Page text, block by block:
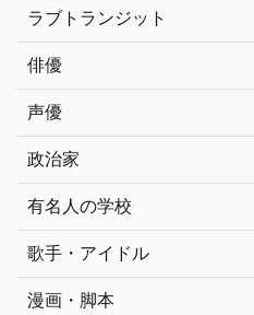
ラブトランジット
俳優
声優
政治家
有名人の学校
歌手・アイドル
漫画・脚本